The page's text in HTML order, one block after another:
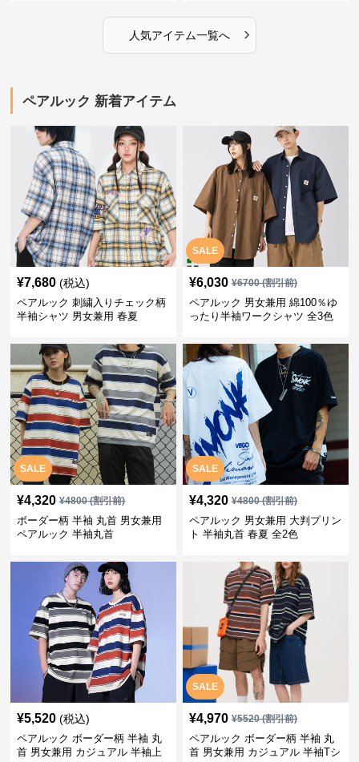
人気アイテム一覧へ ›
ペアルック 新着アイテム
¥7,680 (税込)
ペアルック 刺繍入りチェック柄
半袖シャツ 男女兼用 春夏
SALE
¥6,030 ¥6700(割引前)
ペアルック 男女兼用 綿100％ゆ
ったり半袖ワークシャツ 全3色
SALE
¥4,320 ¥4800(割引前)
ボーダー柄 半袖 丸首 男女兼用
ペアルック 半袖丸首
SALE
¥4,320 ¥4800(割引前)
ペアルック 男女兼用 大判プリン
ト 半袖丸首 春夏 全2色
¥5,520 (税込)
ペアルック ボーダー柄 半袖 丸
首 男女兼用 カジュアル 半袖上
SALE
¥4,970 ¥5520(割引前)
ペアルック ボーダー柄 半袖 丸
首 男女兼用 カジュアル 半袖Tシ